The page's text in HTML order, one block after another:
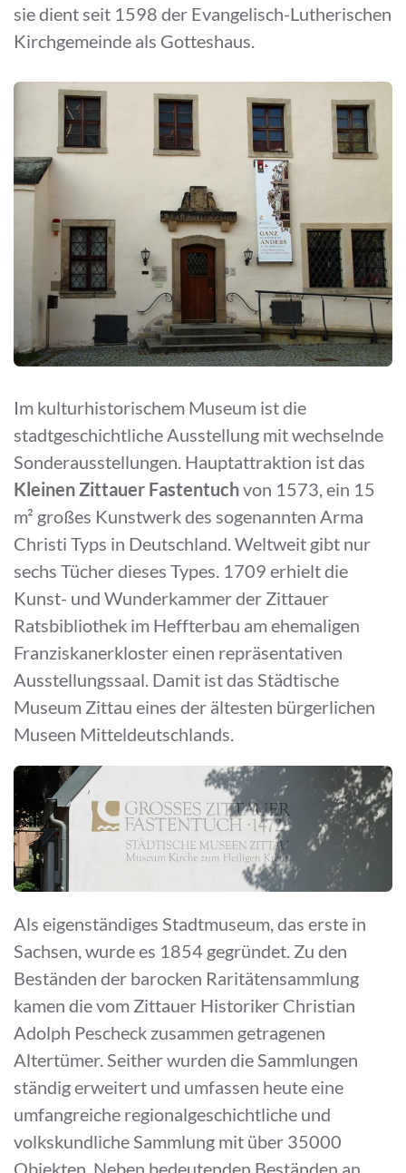
sie dient seit 1598 der Evangelisch-Lutherischen
Kirchgemeinde als Gotteshaus.
Im kulturhistorischem Museum ist die
stadtgeschichtliche Ausstellung mit wechselnde
Sonderausstellungen. Hauptattraktion ist das
Kleinen Zittauer Fastentuchvon 1573, ein 15
m² großes Kunstwerk des sogenannten Arma
Christi Typs in Deutschland. Weltweit gibt nur
sechs Tücher dieses Types. 1709 erhielt die
Kunst- und Wunderkammer der Zittauer
Ratsbibliothek im Heffterbau am ehemaligen
Franziskanerkloster einen repräsentativen
Ausstellungssaal. Damit ist das Städtische
Museum Zittau eines der ältesten bürgerlichen
Museen Mitteldeutschlands.
Als eigenständiges Stadtmuseum, das erste in
Sachsen, wurde es 1854 gegründet. Zu den
Beständen der barocken Raritätensammlung
kamen die vom Zittauer Historiker Christian
Adolph Pescheck zusammen getragenen
Altertümer. Seither wurden die Sammlungen
ständig erweitert und umfassen heute eine
umfangreiche regionalgeschichtliche und
volkskundliche Sammlung mit über 35000
Objekten. Neben bedeutenden Beständen an